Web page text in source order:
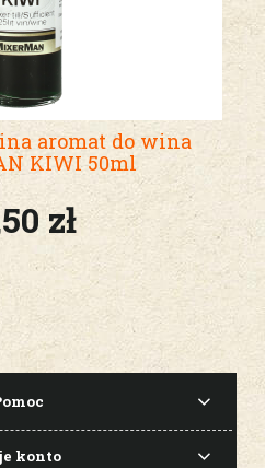
aromat do wina
KIWI 50ml
zł
konto